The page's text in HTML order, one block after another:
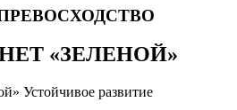
«ЗЕЛЕНОЙ»
Устойчивое развитие